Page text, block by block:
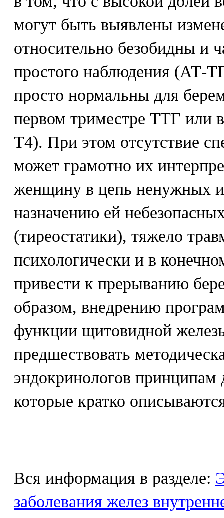
могут быть выявлены
относительно безобидны и
простого наблюдения (АТ-
просто нормальны для
первом триместре ТТГ или
Т4). При этом отсутствие
может грамотно их
женщину в цепь ненужных
назначению ей
(тиреостатики), тяжело
психологически и в
привести к прерыванию
образом, внедрению
функции щитовидной
предшествовать
эндокринологов принципам
которые кратко
Вся информация в разделе:
заболевания желез